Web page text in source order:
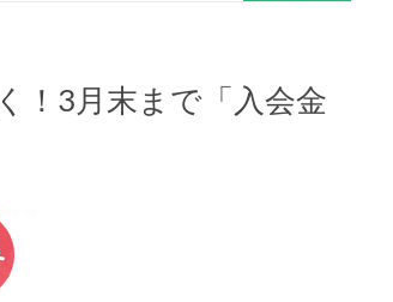
！3月末まで「入会金